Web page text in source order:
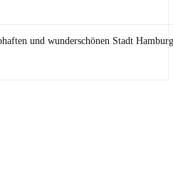
und wunderschönen Stadt